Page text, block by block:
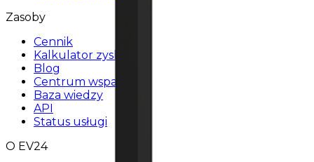
Zasoby
Cennik
Kalkulator zysku
Blog
Centrum wsparcia
Baza wiedzy
API
Status usługi
O EV24